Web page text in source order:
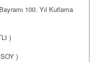
100. Yıl Kutlama
)
)